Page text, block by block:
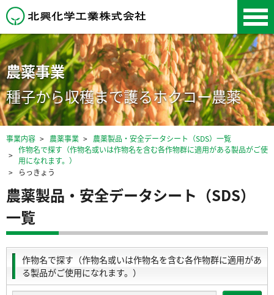
北興化学工業株式会
社
農薬事業
種子から収穫まで護るホクコー農薬
事業内容 農薬事業
農薬製品・安全データシート（SDS）一覧
作物名で探す（作物名或いは作物名を含む各作物群に適用がある製品がご使
用になれます。）
らっきょう
農薬製品・安全データシート（SDS）
一覧
作物名で探す（作物名或いは作物名を含む各作物群に適用があ
る製品がご使用になれます。）